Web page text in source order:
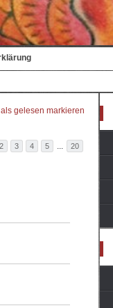
gelesen markieren
2 3 4 5 ... 20